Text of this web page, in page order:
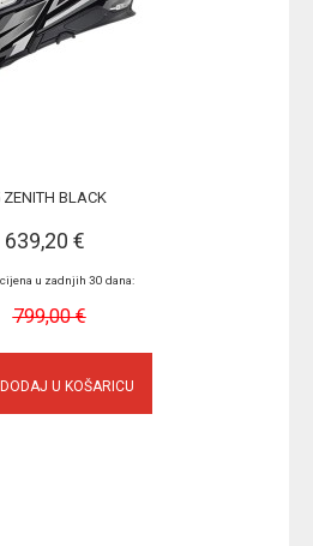
ZENITH BLACK
639,20 €
u zadnjih 30 dana:
799,00 €
DODAJ U KOŠARICU